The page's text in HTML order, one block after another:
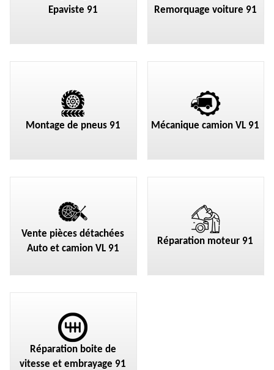
Epaviste 91 Remorquage voiture 91
Montage de pneus 91 Mécanique camion VL 91
Vente pièces détachées
Auto et camion VL 91
Réparation moteur 91
Réparation boite de
vitesse et embrayage 91